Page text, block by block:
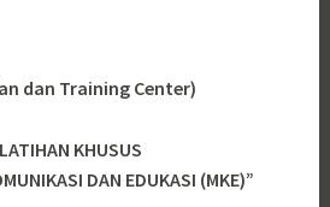
dan Training Center)
KHUSUS
DAN EDUKASI (MKE)”